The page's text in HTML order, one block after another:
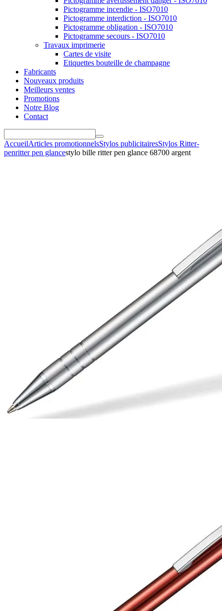
Pictogramme incendie - ISO7010
Pictogramme interdiction - ISO7010
Pictogramme obligation - ISO7010
Pictogramme secours - ISO7010
Travaux imprimerie
Cartes de visite
Etiquettes bouteille de champagne
Fabricants
Nouveaux produits
Meilleurs ventes
Promotions
Notre Blog
Contact
AccueilArticles promotionnelsStylos publicitairesStylos Ritter-
penritter pen glancestylo bille ritter pen glance 68700 argent